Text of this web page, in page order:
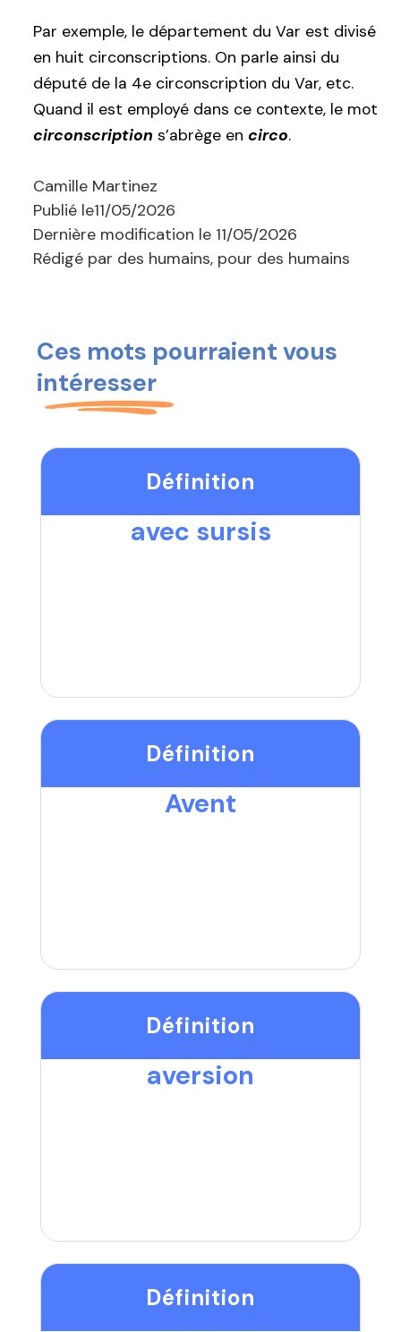
Par exemple, le département du Var est divisé
en huit circonscriptions. On parle ainsi du
député de la 4e circonscription du Var, etc.
Quand il est employé dans ce contexte, le mot
circonscription s’abrège en circo.
Camille Martinez
Publié le11/05/2026
Dernière modification le 11/05/2026
Rédigé par des humains, pour des humains
Ces mots pourraient vous
intéresser
Définition
avec sursis
Définition
Avent
Définition
aversion
Définition